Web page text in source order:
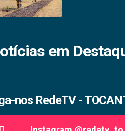
em
nos RedeTV -